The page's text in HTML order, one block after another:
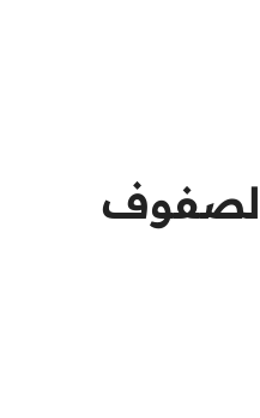
لصفوف